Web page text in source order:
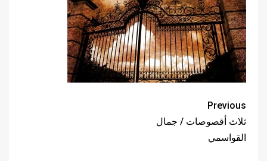
Previous
ثلاث أقصوصات / جمال
القواسمي